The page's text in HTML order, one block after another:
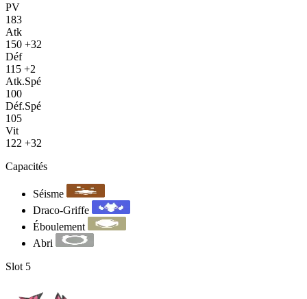
PV
183
Atk
150 +32
Déf
115 +2
Atk.Spé
100
Déf.Spé
105
Vit
122 +32
Capacités
Séisme
Draco-Griffe
Éboulement
Abri
Slot 5